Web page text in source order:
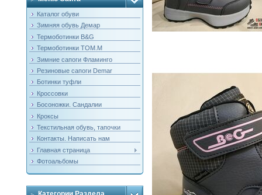
Каталог обуви
Зимняя обувь Демар
Термоботинки B&G
Термоботинки ТОМ.М
Зимние сапоги Фламинго
Резиновые сапоги Demar
Ботинки туфли
Кроссовки
Босоножки. Сандалии
Кроксы
Текстильная обувь, тапочки
Контакты. Написать нам
Главная страница
Фотоальбомы